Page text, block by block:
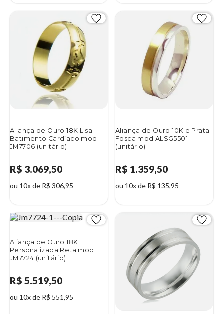
Aliança de Ouro 18K Lisa
Batimento Cardíaco mod
JM7706 (unitário)
R$ 3.069,50
ou 10x de R$ 306,95
Aliança de Ouro 10K e Prata
Fosca mod ALSG5501
(unitário)
R$ 1.359,50
ou 10x de R$ 135,95
Aliança de Ouro 18K
Personalizada Reta mod
JM7724 (unitário)
R$ 5.519,50
ou 10x de R$ 551,95